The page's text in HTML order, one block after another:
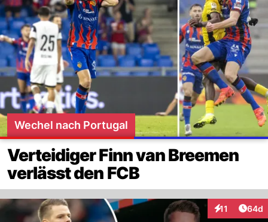
Wechel nach Portugal
Verteidiger Finn van Breemen
verlässt den FCB
11
Interaktionen
64d